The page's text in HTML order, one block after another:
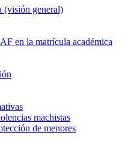
(visión general)
en la matrícula académica
machistas
de menores